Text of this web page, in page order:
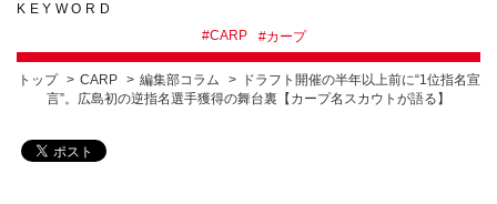
KEYWORD
#CARP #カープ
トップ CARP 編集部コラム
ドラフト開催の半年以上前に“1位指名宣
言”。広島初の逆指名選手獲得の舞台裏【カープ名スカウトが語る】